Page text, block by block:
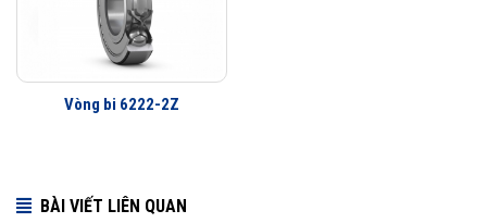
Vòng bi 6222-2Z
BÀI VIẾT LIÊN QUAN